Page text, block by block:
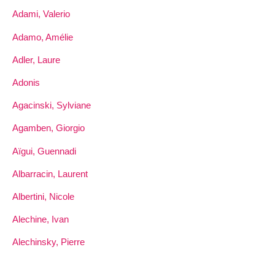
Adami, Valerio
Adamo, Amélie
Adler, Laure
Adonis
Agacinski, Sylviane
Agamben, Giorgio
Aïgui, Guennadi
Albarracin, Laurent
Albertini, Nicole
Alechine, Ivan
Alechinsky, Pierre